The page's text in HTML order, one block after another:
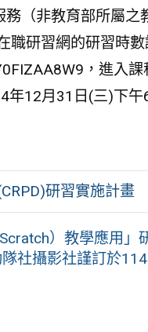
（非教育部所屬之
職研習網的研習時數
，進入課
12月31日(三)下
研習實施計畫
）教學應用」
社攝影社謹訂於